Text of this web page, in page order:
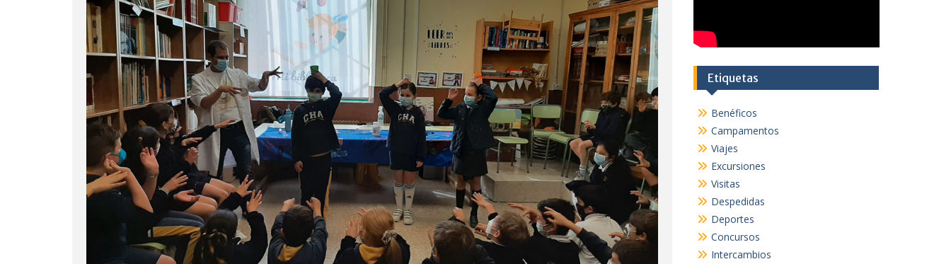
Etiquetas
Benéficos
Campamentos
Viajes
Excursiones
Visitas
Despedidas
Deportes
Concursos
Intercambios